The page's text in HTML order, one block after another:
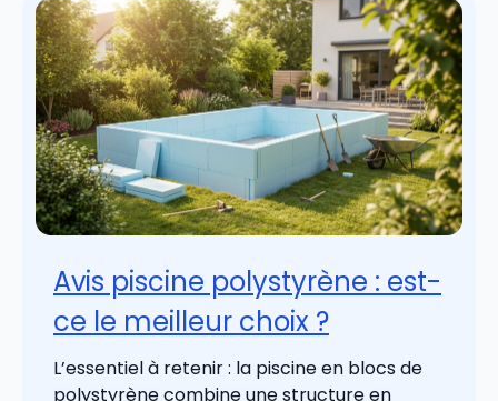
Avis piscine polystyrène : est-
ce le meilleur choix ?
L’essentiel à retenir : la piscine en blocs de
polystyrène combine une structure en